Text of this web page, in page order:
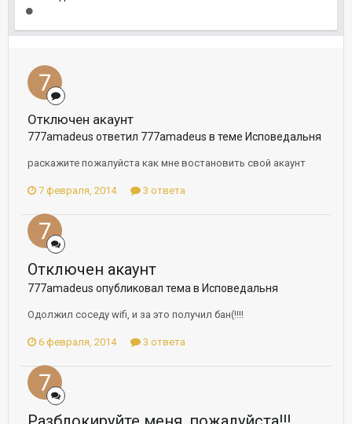
Отключен акаунт
777amadeus ответил 777amadeus в теме Исповедальня
раскажите пожалуйста как мне востановить свой акаунт
7 февраля, 2014 3 ответа
Отключен акаунт
777amadeus опубликовал тема в Исповедальня
Одолжил соседу wifi, и за это получил бан(!!!!
6 февраля, 2014 3 ответа